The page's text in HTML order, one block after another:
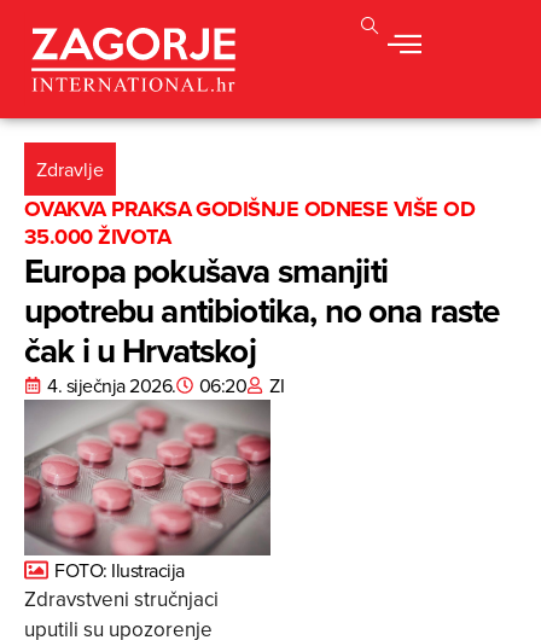
Zdravlje
OVAKVA PRAKSA GODIŠNJE ODNESE VIŠE OD
35.000 ŽIVOTA
Europa pokušava smanjiti
upotrebu antibiotika, no ona raste
čak i u Hrvatskoj
4. siječnja 2026. 06:20 ZI
FOTO: Ilustracija
Zdravstveni stručnjaci
uputili su upozorenje